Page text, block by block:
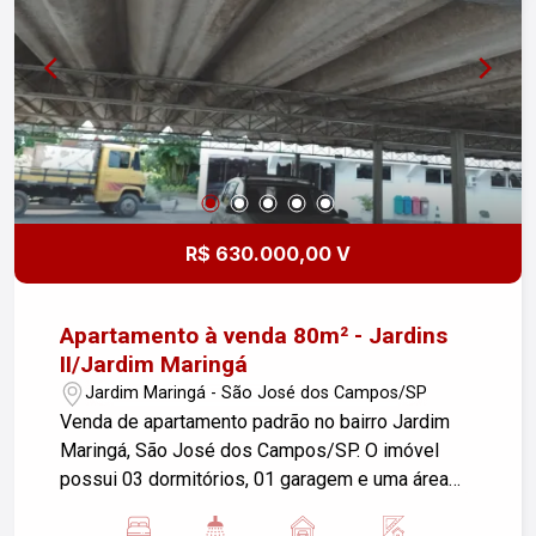
R$ 630.000,00 V
Apartamento à venda 80m² - Jardins
II/Jardim Maringá
Jardim Maringá - São José dos Campos/SP
Venda de apartamento padrão no bairro Jardim
Maringá, São José dos Campos/SP. O imóvel
possui 03 dormitórios, 01 garagem e uma área